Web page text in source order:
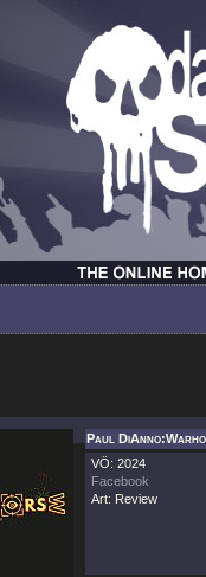
Paul
VÖ: 2024
Facebook
Art: Review